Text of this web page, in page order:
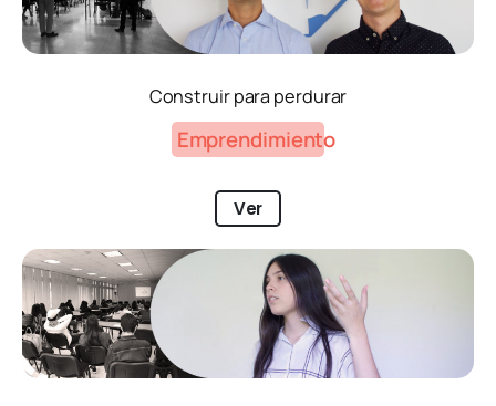
Construir para perdurar
Emprendimiento
Ver